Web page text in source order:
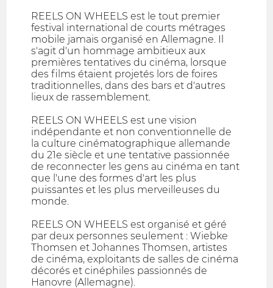
REELS ON WHEELS est le tout premier
festival international de courts métrages
mobile jamais organisé en Allemagne. Il
s'agit d'un hommage ambitieux aux
premières tentatives du cinéma, lorsque
des films étaient projetés lors de foires
traditionnelles, dans des bars et d'autres
lieux de rassemblement.
REELS ON WHEELS est une vision
indépendante et non conventionnelle de
la culture cinématographique allemande
du 21e siècle et une tentative passionnée
de reconnecter les gens au cinéma en tant
que l'une des formes d'art les plus
puissantes et les plus merveilleuses du
monde.
REELS ON WHEELS est organisé et géré
par deux personnes seulement : Wiebke
Thomsen et Johannes Thomsen, artistes
de cinéma, exploitants de salles de cinéma
décorés et cinéphiles passionnés de
Hanovre (Allemagne).